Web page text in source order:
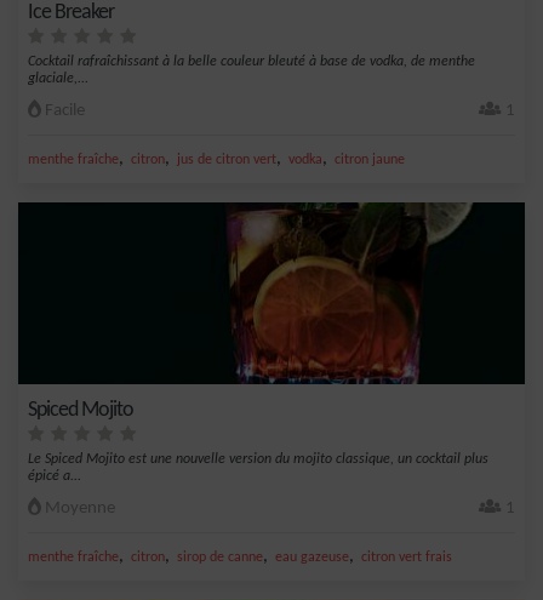
Ice Breaker
Cocktail rafraîchissant à la belle couleur bleuté à base de vodka, de menthe
glaciale,...
Facile 1
menthe fraîche, citron, jus de citron vert, vodka, citron jaune
Spiced Mojito
Le Spiced Mojito est une nouvelle version du mojito classique, un cocktail plus
épicé a...
Moyenne 1
menthe fraîche, citron, sirop de canne, eau gazeuse, citron vert frais